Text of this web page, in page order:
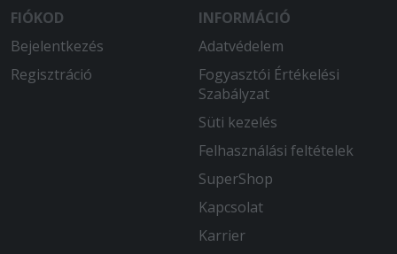
FIÓKOD
Bejelentkezés
Regisztráció
INFORMÁCIÓ
Adatvédelem
Fogyasztói Értékelési
Szabályzat
Süti kezelés
Felhasználási feltételek
SuperShop
Kapcsolat
Karrier